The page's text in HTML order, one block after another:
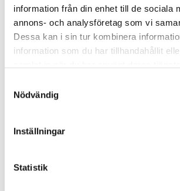
information från din enhet till de sociala
annons- och analysföretag som vi
Dessa kan i sin tur kombinera
information som du har tillhandahållit
Nödvändig
Inställningar
Statistik
Så mycket tjänar